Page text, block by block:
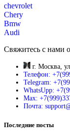
chevrolet
Chery
Bmw
Audi
Свяжитесь с нами
г. Москва,
Телефон:
Telegram:
WhatsUpp:
Max:
Почта:
Последние посты